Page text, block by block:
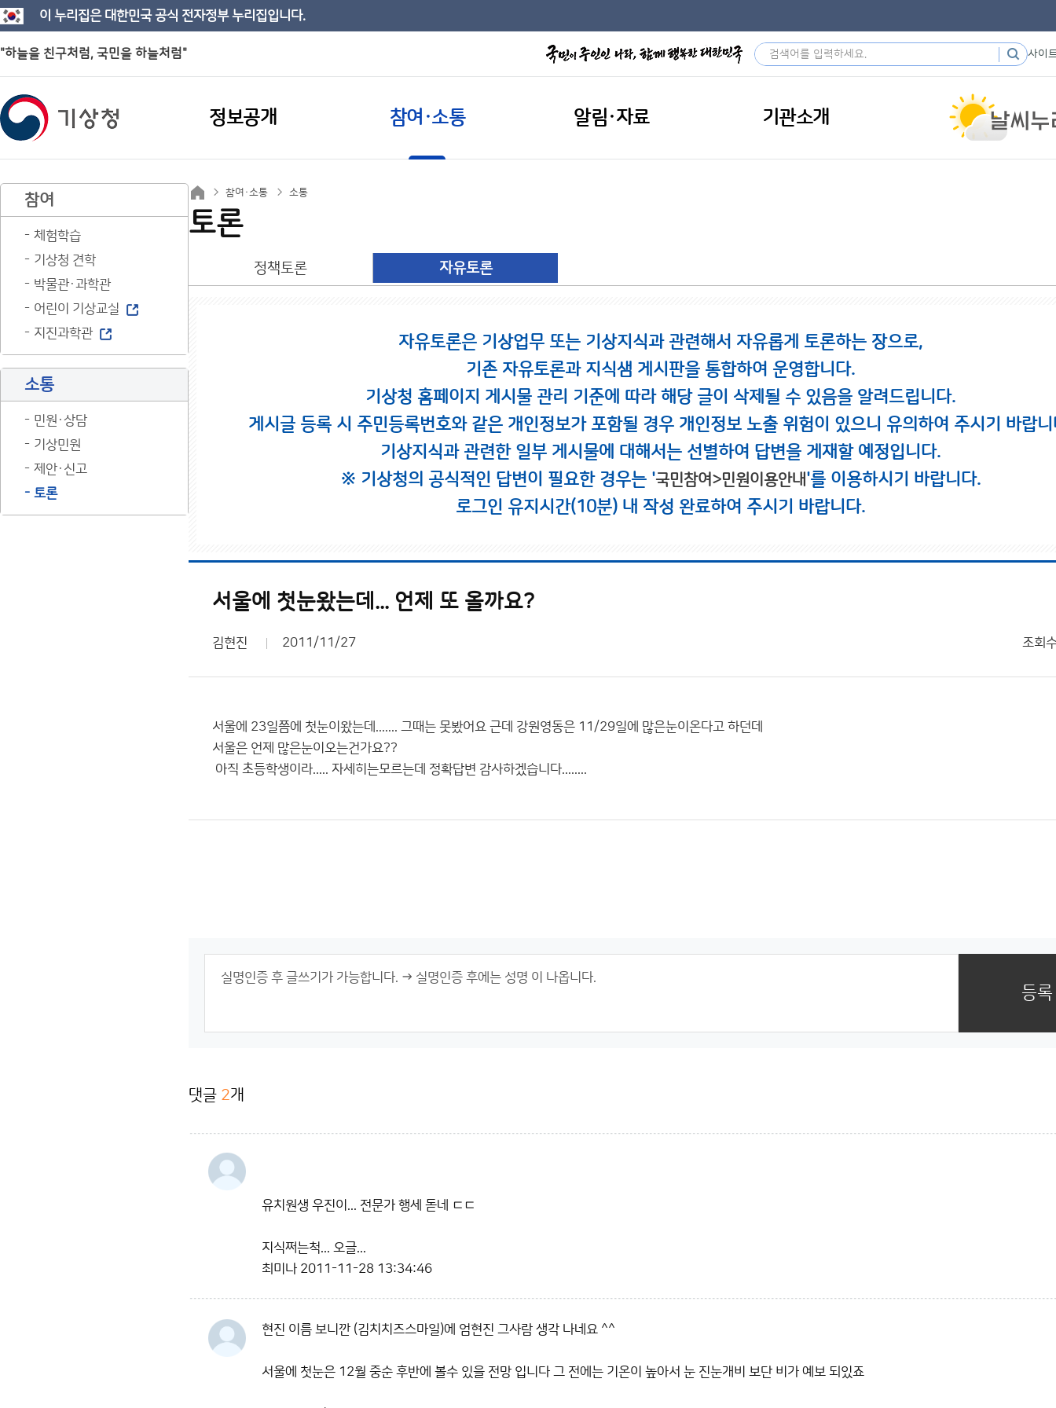
이 누리집은 대한민국 공식 전자정부 누리집입니다.
"하늘을 친구처럼, 국민을 하늘처럼" 사이
정보공개 참여·소통 알림·자료 기관소개
참여
체험학습
기상청 견학
박물관·과학관
어린이 기상교실
지진과학관
소통
민원·상담
기상민원
제안·신고
토론
참여·소통 소통
토론
정책토론 자유토론
자유토론은 기상업무 또는 기상지식과 관련해서 자유롭게 토론하는 장으로,
기존 자유토론과 지식샘 게시판을 통합하여 운영합니다.
기상청 홈페이지 게시물 관리 기준에 따라 해당 글이 삭제될 수 있음을 알려드립니다.
게시글 등록 시 주민등록번호와 같은 개인정보가 포함될 경우 개인정보 노출 위험이 있으니 유의하여 주시기 바랍니
기상지식과 관련한 일부 게시물에 대해서는 선별하여 답변을 게재할 예정입니다.
※ 기상청의 공식적인 답변이 필요한 경우는 '국민참여>민원이용안내'를 이용하시기 바랍니다.
로그인 유지시간(10분) 내 작성 완료하여 주시기 바랍니다.
서울에 첫눈왔는데... 언제 또 올까요?
김현진 2011/11/27 조회
서울에 23일쯤에 첫눈이왔는데....... 그때는 못봤어요 근데 강원영동은 11/29일에 많은눈이온다고 하던데
서울은 언제 많은눈이오는건가요??
아직 초등학생이라..... 자세히는모르는데 정확답변 감사하겠습니다........
등록
댓글 2개
유치원생 우진이... 전문가 행세 돋네 ㄷㄷ
지식쩌는척... 오글...
최미나 2011-11-28 13:34:46
현진 이름 보니깐 (김치치즈스마일)에 엄현진 그사람 생각 나네요 ^^
서울에 첫눈은 12월 중순 후반에 볼수 있을 전망 입니다 그 전에는 기온이 높아서 눈 진눈개비 보단 비가 예보 되있죠